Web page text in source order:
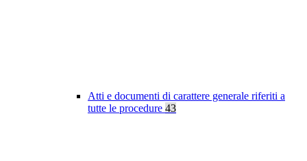
Atti e documenti di carattere generale riferiti a
tutte le procedure 43